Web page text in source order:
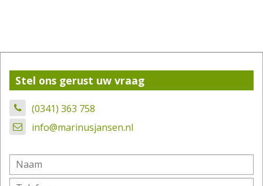
Stel ons gerust uw vraag
(0341) 363 758
info@marinusjansen.nl